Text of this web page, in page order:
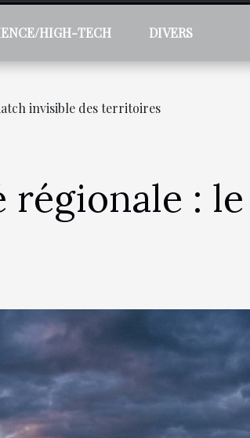
HIGH-TECH DIVERS
invisible des territoires
: